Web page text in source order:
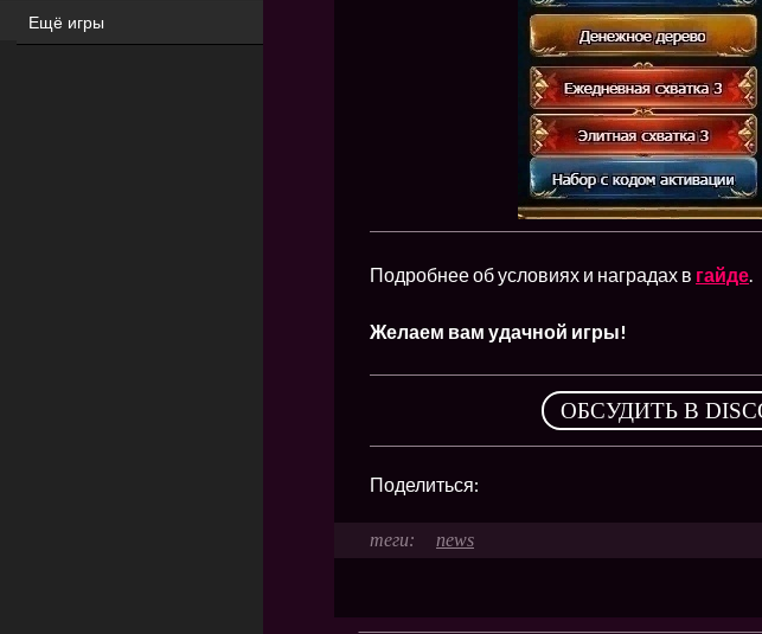
Подробнее об условиях и наградах в гайде.
Желаем вам удачной игры!
ОБСУДИТЬ В
Поделиться:
news
Ещё игры